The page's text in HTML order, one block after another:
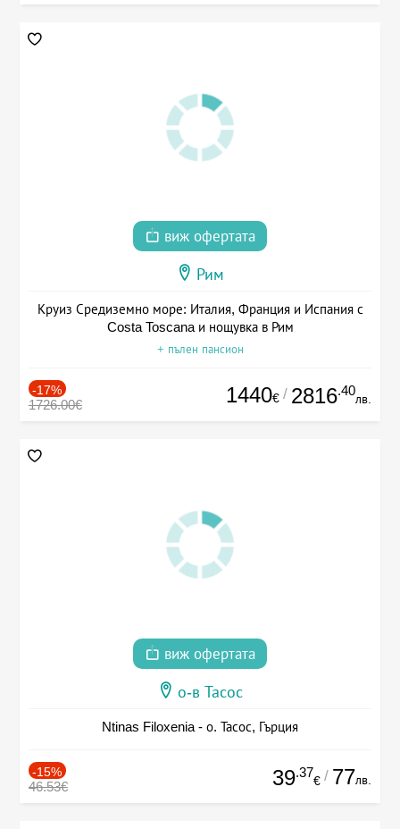
виж офертата
Рим
Круиз Средиземно море: Италия, Франция и Испания с
Costa Toscana и нощувка в Рим
+ пълен пансион
-17%
1726.00€ 1440€ / 2816.40
лв.
виж офертата
о-в Тасос
Ntinas Filoxenia - о. Тасос, Гърция
-15%
46.53€ 39.37
€ / 77лв.